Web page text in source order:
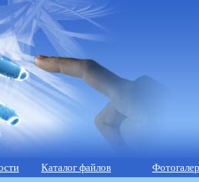
Каталог файлов